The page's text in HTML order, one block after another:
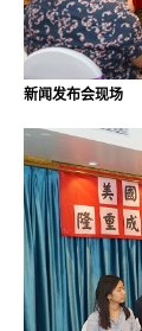
新闻发布会现场